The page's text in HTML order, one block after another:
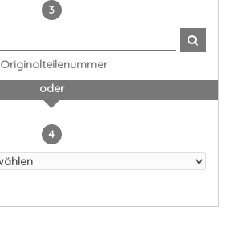
3
Originalteilenummer
oder
4